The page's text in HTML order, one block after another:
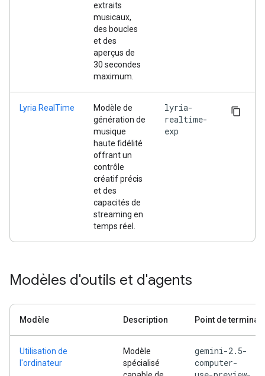
extraits
musicaux,
des boucles
et des
aperçus de
30 secondes
maximum.
Lyria RealTime
Modèle de
génération de
musique
haute fidélité
offrant un
contrôle
créatif précis
et des
capacités de
streaming en
temps réel.
lyria-
realtime-
exp
Modèles d'outils et d'agents
Modèle Description Point de
Utilisation de
l'ordinateur
Modèle
spécialisé
gemini-2.5-
computer-